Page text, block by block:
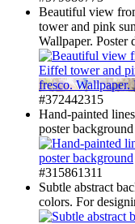
Beautiful view
tower and pink
Wallpaper. Poster
#372442315
Hand-painted
poster background
#315861311
Subtle abstract
colors. For